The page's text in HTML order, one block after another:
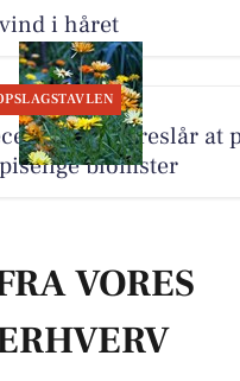
i håret
ApS foreslår at
blomster
VORES